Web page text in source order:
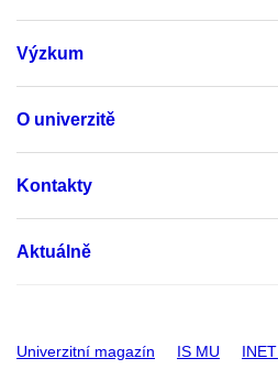
Výzkum
O univerzitě
Kontakty
Aktuálně
Univerzitní magazín IS MU